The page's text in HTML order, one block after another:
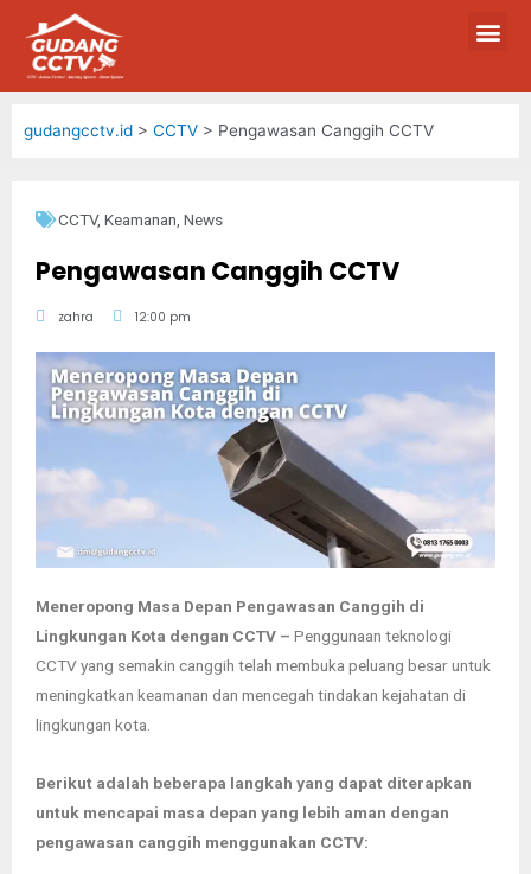
gudangcctv.id > CCTV > Pengawasan Canggih CCTV
CCTV, Keamanan News
Pengawasan Canggih CCTV
zahra 12:00 pm
Meneropong Masa Depan Pengawasan Canggih di
Lingkungan Kota dengan CCTV – Penggunaan teknologi
CCTV yang semakin canggih telah membuka peluang besar untuk
meningkatkan keamanan dan mencegah tindakan kejahatan di
lingkungan kota.
Berikut adalah beberapa langkah yang dapat diterapkan
untuk mencapai masa depan yang lebih aman dengan
pengawasan canggih menggunakan CCTV: